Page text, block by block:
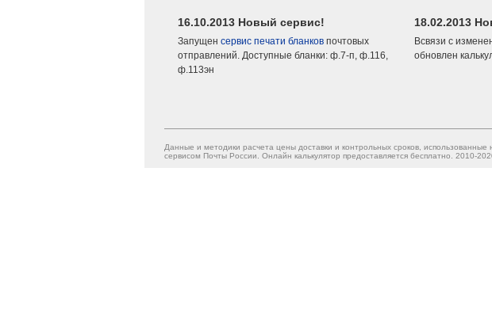
16.10.2013 Новый сервис!
Запущен сервис печати бланков почтовых
отправлений. Доступные бланки: ф.7-п, ф.116,
ф.113эн
18.02.2013
Всвязи с
обновлен
Данные и методики расчета цены доставки и контрольных сроков,
сервисом Почты России. Онлайн калькулятор предоставляется бесплатно. 2010-